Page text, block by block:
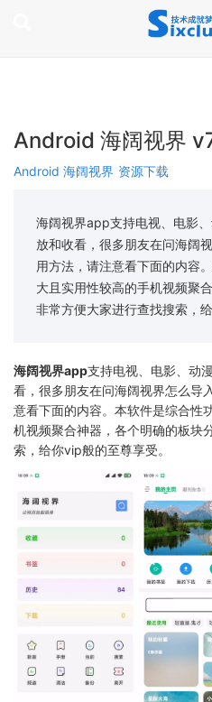
Android 海阔视界
Android 海阔视界 资源下载
海阔视界app支持电视、电影
放和收看，很多朋友在问海阔
用方法，请注意看下面的内容
大且实用性较高的手机视频聚
非常方便大家进行查找搜索，
海阔视界app支持电视、电影、动
看，很多朋友在问海阔视界怎么导
意看下面的内容。本软件是综合性
机视频聚合神器，各个明确的板块
索，给你vip般的至尊享受。